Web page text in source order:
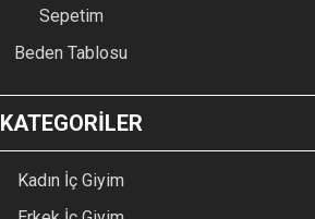
Sepetim
Beden Tablosu
KATEGORİLER
Kadın İç Giyim